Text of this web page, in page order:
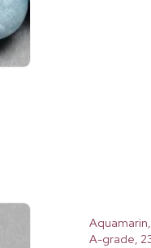
A-grade,